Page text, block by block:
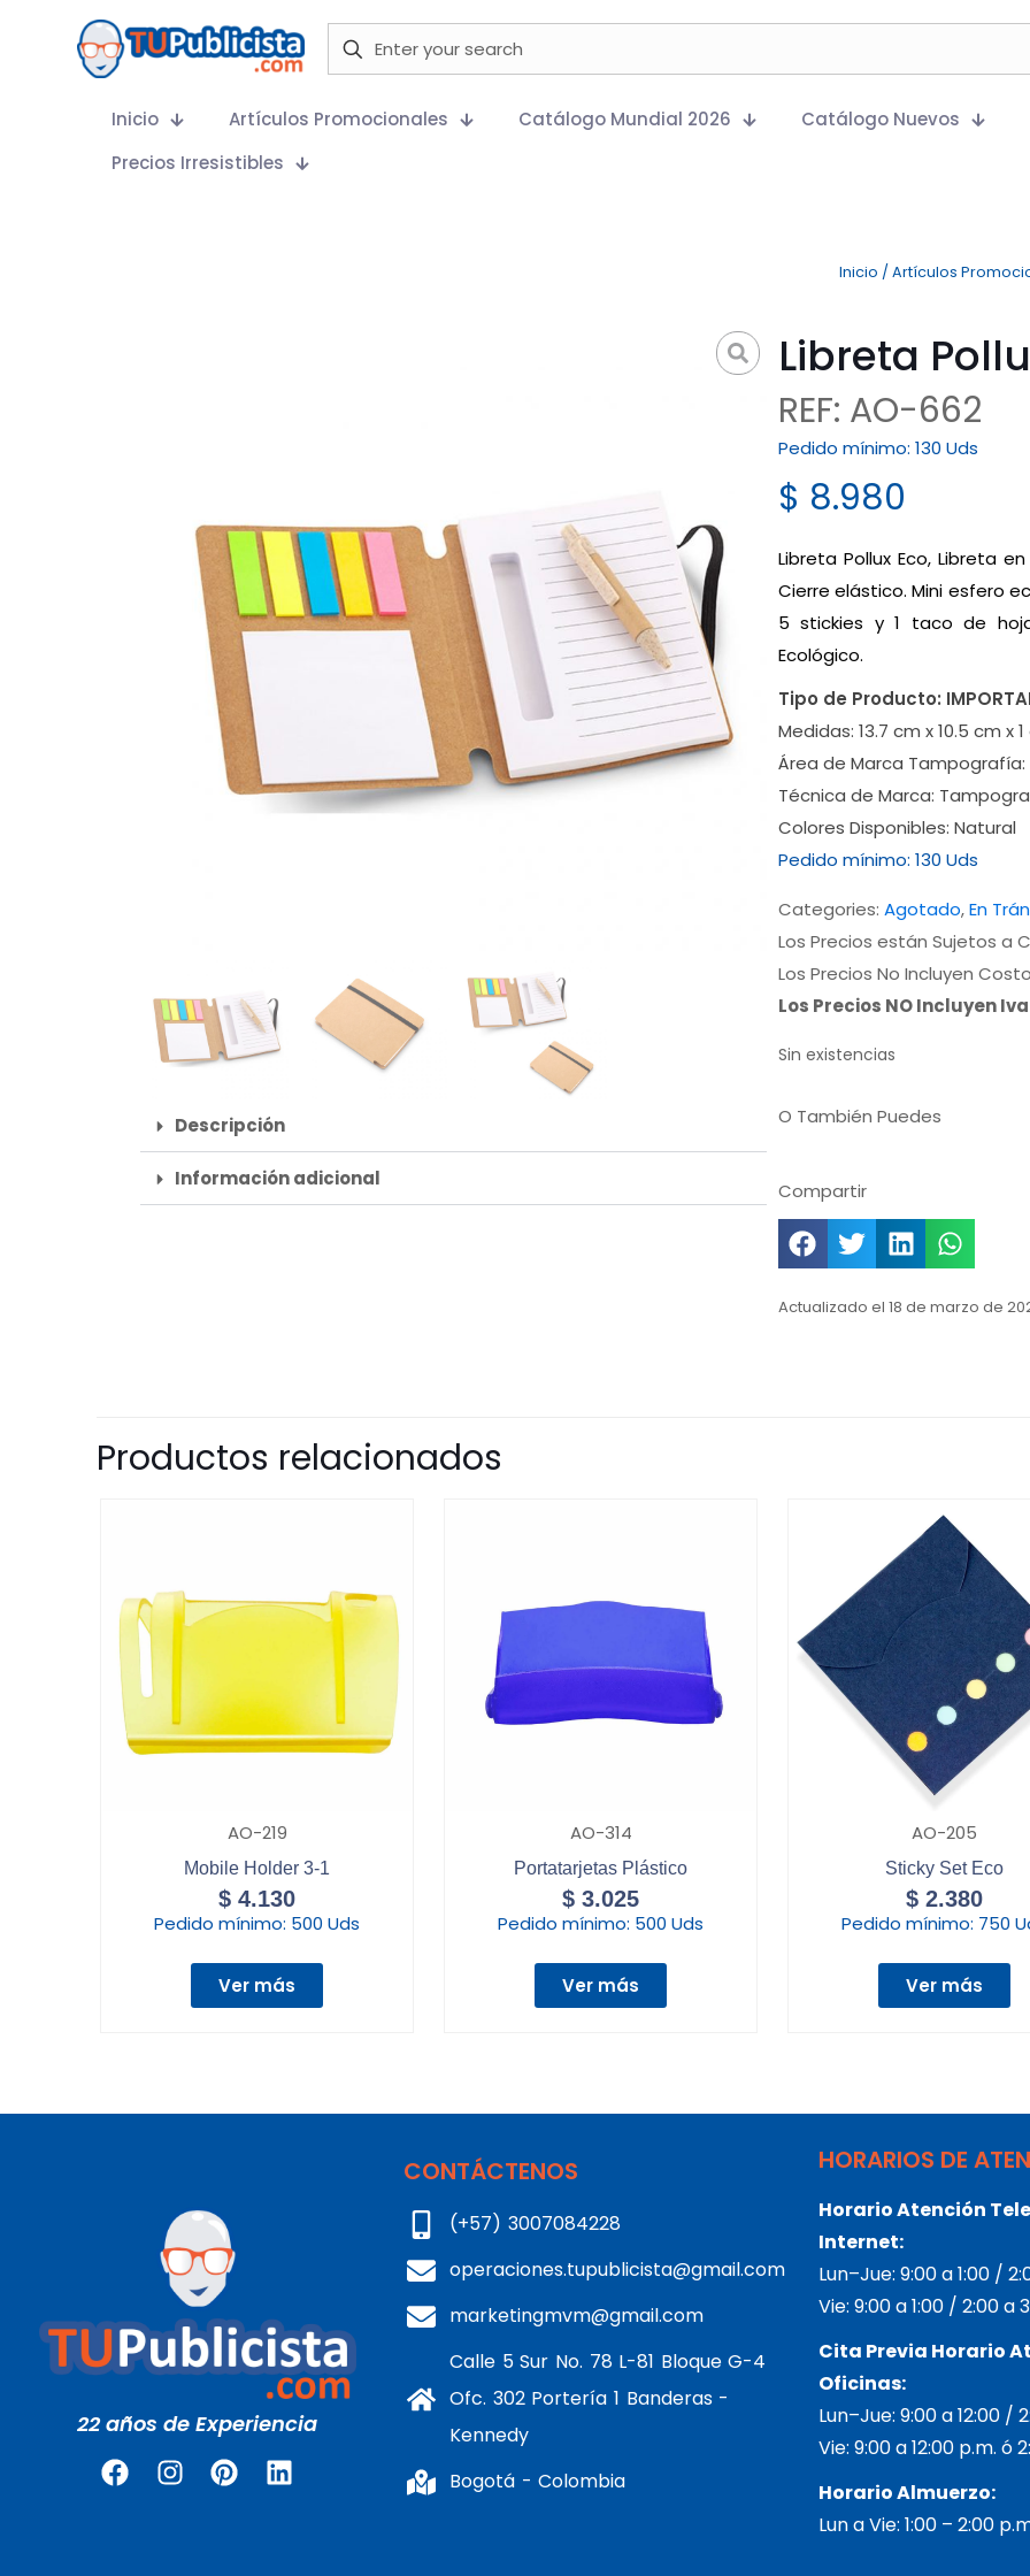
Inicio Artículos Promocionales Catálogo Mundial 2026
Catálogo Nuevos
Precios Irresistibles
Inicio / Artículos
Descripción
Información adicional
Libreta
REF: AO-662
Pedido mínimo: 130 Uds
$ 8.980
Libreta Pollux Eco, Libreta
Cierre elástico. Mini esfero
5 stickies y 1 taco de
Ecológico.
Tipo de Producto:
Medidas: 13.7 cm x 10.5 cm x
Área de Marca Tampografía:
Técnica de Marca:
Colores Disponibles: Natural
Pedido mínimo: 130 Uds
Categories: Agotado,En
Los Precios están Sujetos a
Los Precios No Incluyen
Los Precios NO Incluyen
Sin existencias
O También Puedes
Compartir
Actualizado el 18 de marzo de
Productos relacionados
AO-219
Mobile Holder 3-1
$ 4.130
Pedido mínimo: 500 Uds
Ver más
AO-314
Portatarjetas Plástico
$ 3.025
Pedido mínimo: 500 Uds
Ver más
AO-205
Sticky Set Eco
$ 2.380
Pedido mínimo: 750
Ver más
22 años de Experiencia
CONTÁCTENOS
(+57) 3007084228
operaciones.tupublicista@gmail.com
marketingmvm@gmail.com
Calle 5 Sur No. 78 L-81 Bloque G-4
Ofc. 302 Portería 1 Banderas -
Kennedy
Bogotá - Colombia
HORARIOS DE
Horario Atención
Internet:
Lun–Jue: 9:00 a 1:00 /
Vie: 9:00 a 1:00 / 2:00 a
Cita Previa Horario
Oficinas:
Lun–Jue: 9:00 a 12:00 /
Vie: 9:00 a 12:00 p.m. ó
Horario Almuerzo:
Lun a Vie: 1:00 – 2:00